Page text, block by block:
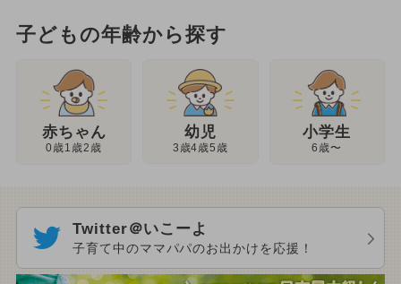
子どもの年齢から探す
赤ちゃん
0歳1歳2歳
幼児
3歳4歳5歳
小学生
6歳〜
Twitter＠いこーよ
子育て中のママパパのお出かけを応援！